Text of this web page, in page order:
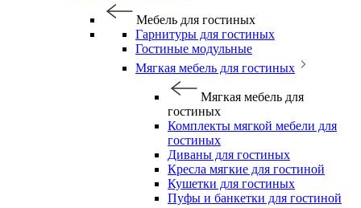
Мебель для гостиных
Гарнитуры для гостиных
Гостиные модульные
Мягкая мебель для гостиных
Мягкая мебель для
гостиных
Комплекты мягкой мебели для
гостиных
Диваны для гостиных
Кресла мягкие для гостиной
Кушетки для гостиных
Пуфы и банкетки для гостиной